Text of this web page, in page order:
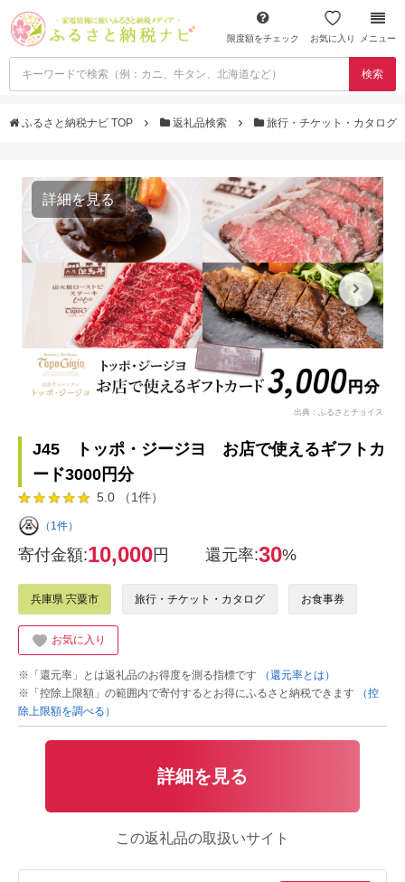
限度額をチェック お気に入り メニュー
検索
ふるさと納税ナビ TOP 返礼品検索 旅行・チケット・カタログ
詳細を見る
出典：ふるさとチョイス
J45 トッポ・ジージヨ お店で使えるギフトカ
ード3000円分
5.0 （1件）
（1件）
寄付金額:10,000円 還元率:30%
兵庫県 宍粟市 旅行・チケット・カタログ お食事券
お気に入り
※「還元率」とは返礼品のお得度を測る指標です
（還元率とは）
※「控除上限額」の範囲内で寄付するとお得にふるさと納税できます
（控
除上限額を調べる）
詳細を見る
この返礼品の取扱いサイト